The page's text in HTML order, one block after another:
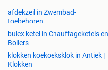
afdekzeil in Zwembad-
toebehoren
bulex ketel in Chauffageketels en
Boilers
klokken koekoeksklok in Antiek |
Klokken